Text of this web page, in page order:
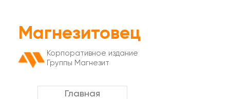
Главная
Магнезитовец
Корпоративное издание
Группы Магнезит